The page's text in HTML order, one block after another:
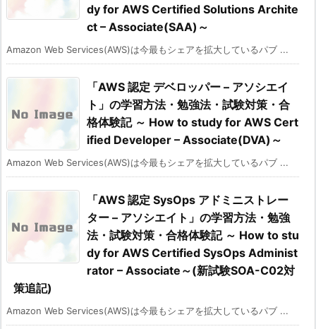
dy for AWS Certified Solutions Archite
ct – Associate(SAA)～
Amazon Web Services(AWS)は今最もシェアを拡大しているパブ ...
「AWS 認定 デベロッパー – アソシエイ
ト」の学習方法・勉強法・試験対策・合
格体験記 ～ How to study for AWS Cert
ified Developer – Associate(DVA)～
Amazon Web Services(AWS)は今最もシェアを拡大しているパブ ...
「AWS 認定 SysOps アドミニストレー
ター – アソシエイト」の学習方法・勉強
法・試験対策・合格体験記 ～ How to stu
dy for AWS Certified SysOps Administ
rator – Associate～(新試験SOA-C02対
策追記)
Amazon Web Services(AWS)は今最もシェアを拡大しているパブ ...